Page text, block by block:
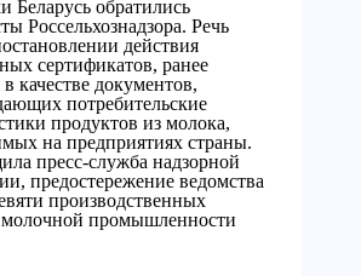
Беларусь обратились
Россельхознадзора. Речь
действия
сертификатов, ранее
качестве документов,
потребительские
продуктов из молока,
на предприятиях страны.
пресс-служба надзорной
предостережение ведомства
производственных
промышленности